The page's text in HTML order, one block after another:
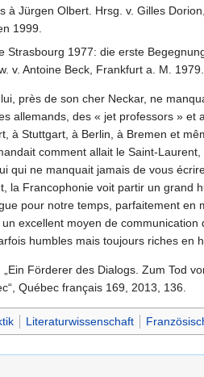
Jürgen Olbert. Hrsg. v. Gilles
1999.
1977: die erste
v. Antoine Beck, Frankfurt a. M. 1979.
près de son cher Neckar, ne
allemands, des « jet professors »
à Stuttgart, à Berlin, à Bremen et
comment allait le Saint-
qui ne manquait jamais de vous
Francophonie voit partir un grand
pour notre temps, parfaitement
excellent moyen de
humbles mais toujours riches en
Förderer des Dialogs. Zum Tod
Québec français 169, 2013, 136.
Literaturwissenschaft